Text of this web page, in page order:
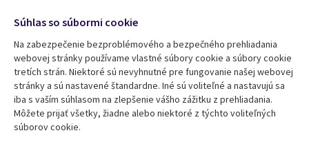
Resource center
Library
Articles
Support
Follow us
Social
Media
SLOVAKIA
Súhlas so súbormi cookie
Na zabezpečenie bezproblémového a bezpečného prehliadania
webovej stránky používame vlastné súbory cookie a súbory cookie
tretích strán. Niektoré sú nevyhnutné pre fungovanie našej webovej
stránky a sú nastavené štandardne. Iné sú voliteľné a nastavujú sa
iba s vaším súhlasom na zlepšenie vášho zážitku z prehliadania.
Môžete prijať všetky, žiadne alebo niektoré z týchto voliteľných
súborov cookie.